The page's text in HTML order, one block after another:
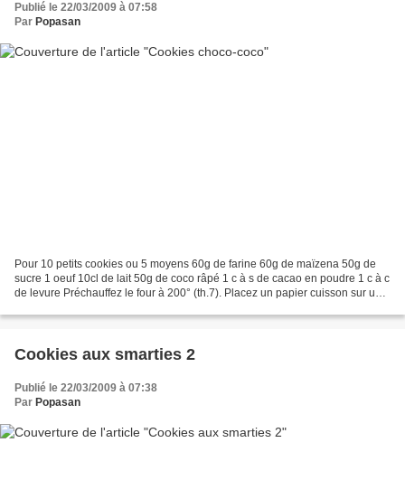
Publié le 22/03/2009 à 07:58
Par Popasan
Pour 10 petits cookies ou 5 moyens 60g de farine 60g de maïzena 50g de
sucre 1 oeuf 10cl de lait 50g de coco râpé 1 c à s de cacao en poudre 1 c à c
de levure Préchauffez le four à 200° (th.7). Placez un papier cuisson sur une
Cookies aux smarties 2
Publié le 22/03/2009 à 07:38
Par Popasan